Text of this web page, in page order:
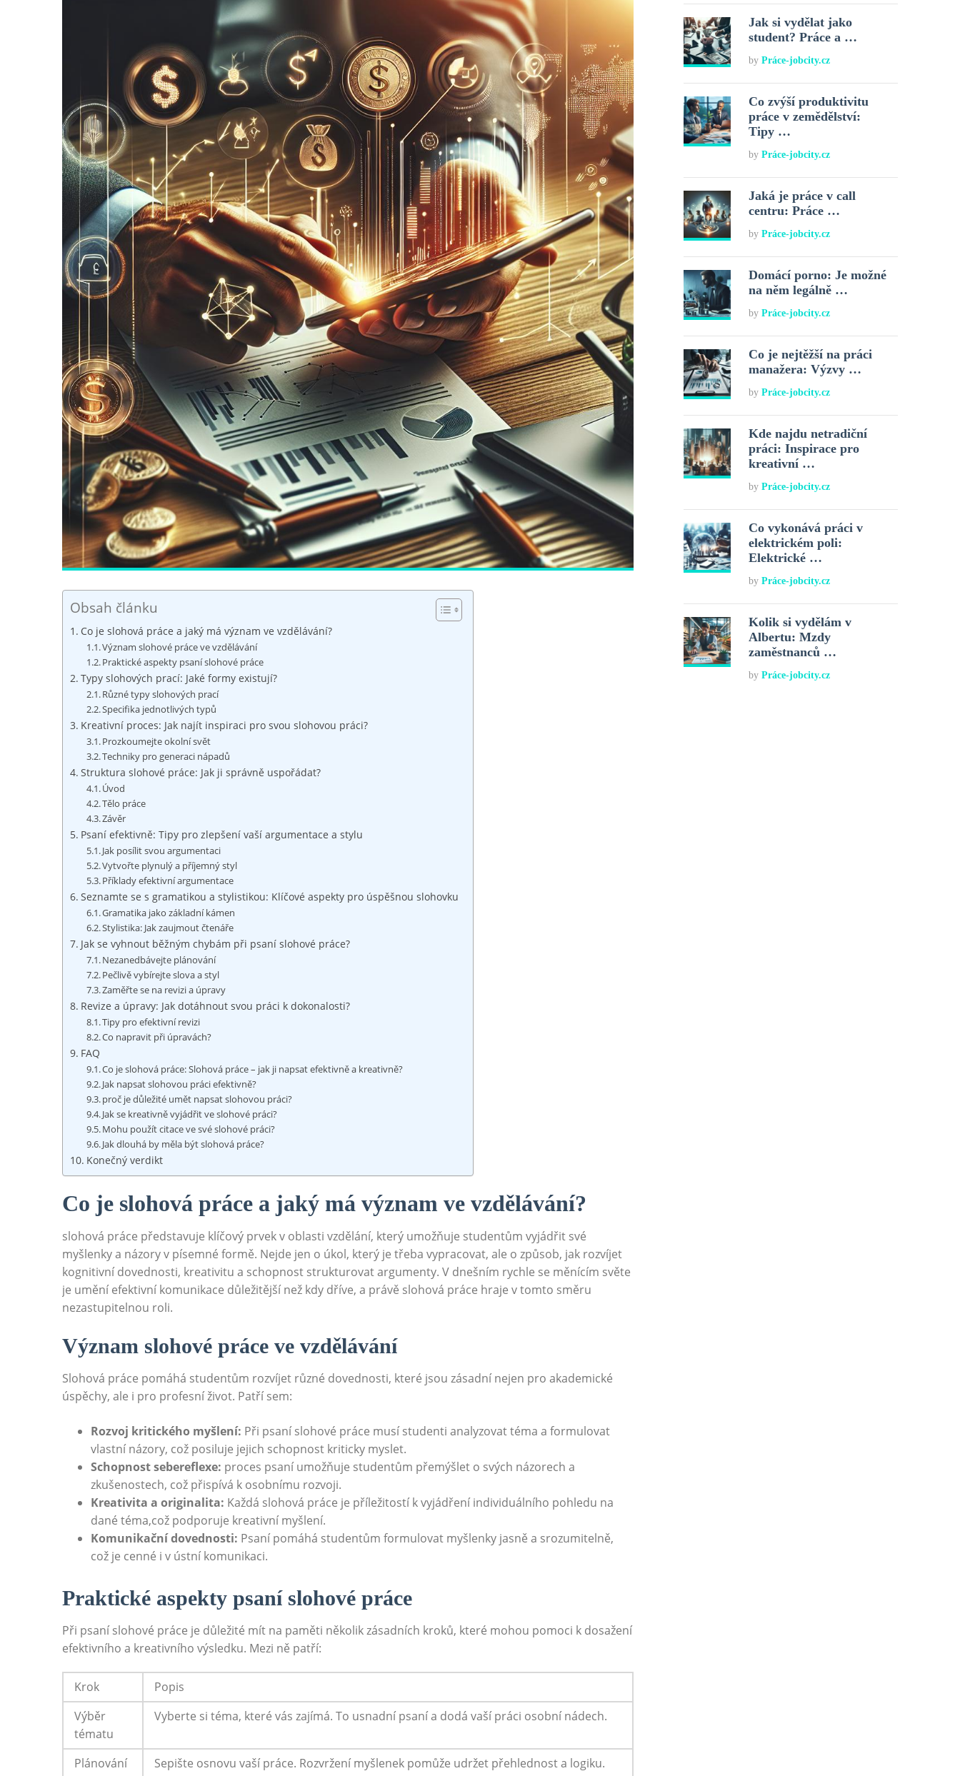
Obsah článku
Co je slohová práce a jaký má význam ve vzdělávání?
Význam ⁢slohové práce ve vzdělávání
Praktické aspekty psaní ‌slohové práce
Typy slohových prací: Jaké formy existují?
Různé typy ‌slohových ⁢prací
Specifika jednotlivých typů
Kreativní proces: ⁢Jak najít inspiraci pro svou⁢ slohovou práci?
Prozkoumejte okolní svět
Techniky pro generaci nápadů
Struktura slohové práce: Jak ji​ správně uspořádat?
Úvod
Tělo práce
Závěr
Psaní‍ efektivně: Tipy pro zlepšení vaší argumentace a stylu
Jak posílit svou argumentaci
Vytvořte plynulý a příjemný styl
Příklady efektivní ​argumentace
Seznamte se s gramatikou a stylistikou: Klíčové aspekty ⁤pro úspěšnou slohovku
Gramatika jako základní kámen
Stylistika: Jak zaujmout čtenáře
Jak ⁣se vyhnout běžným chybám při‌ psaní slohové práce?
Nezanedbávejte plánování
Pečlivě vybírejte slova a styl
Zaměřte ‍se na revizi a úpravy
Revize a úpravy: Jak dotáhnout svou práci k dokonalosti?
Tipy pro efektivní ​revizi
Co napravit při úpravách?
FAQ
Co je slohová​ práce: Slohová práce – jak ji napsat efektivně a kreativně?
Jak napsat slohovou práci efektivně?
proč je důležité umět napsat slohovou práci?
Jak se kreativně vyjádřit ⁣ve slohové práci?
Mohu použít citace ve své slohové práci?
Jak dlouhá by měla být slohová⁤ práce?
Konečný verdikt
Co je slohová práce a jaký má význam ve vzdělávání?
slohová práce představuje klíčový prvek v ⁤oblasti vzdělání, který umožňuje studentům vyjádřit své
myšlenky a názory v ‌písemné‌ formě. Nejde jen o úkol, který je​ třeba vypracovat, ale o způsob,⁤ jak rozvíjet
kognitivní dovednosti, kreativitu a ⁣schopnost strukturovat argumenty. V‍ dnešním rychle se měnícím světe
je umění efektivní komunikace důležitější než kdy dříve, a právě slohová práce‍ hraje v tomto směru
nezastupitelnou ⁤roli.
Význam ⁢slohové práce ve vzdělávání
Slohová práce pomáhá studentům rozvíjet různé dovednosti, které jsou zásadní nejen pro akademické
úspěchy, ale i pro profesní ⁢život. Patří sem:
Rozvoj kritického myšlení: Při psaní slohové práce musí studenti analyzovat téma a formulovat
vlastní názory, což posiluje ⁣jejich‌ schopnost kriticky myslet.
Schopnost sebereflexe: ⁢proces psaní umožňuje studentům přemýšlet o svých názorech a
zkušenostech, což přispívá k osobnímu ‌rozvoji.
Kreativita a originalita: Každá slohová práce je příležitostí k vyjádření individuálního⁢ pohledu na
dané téma,což‍ podporuje kreativní myšlení.
Komunikační dovednosti: Psaní pomáhá ⁢studentům formulovat myšlenky jasně a srozumitelně,
což je cenné i v ústní komunikaci.
Praktické aspekty psaní ‌slohové práce
Při psaní⁤ slohové práce je‍ důležité mít na paměti několik ​zásadních kroků, které mohou pomoci k dosažení
efektivního a kreativního výsledku. ⁢Mezi ně patří:
Krok
Popis
Výběr
tématu
Vyberte si téma, které vás zajímá.​ To usnadní psaní a dodá vaší práci osobní nádech.
Plánování Sepište osnovu vaší práce. Rozvržení myšlenek pomůže udržet přehlednost a logiku.
Jak si vydělat jako
student? Práce a …
byPráce-jobcity.cz
Co zvýší produktivitu
práce v zemědělství:
Tipy …
byPráce-jobcity.cz
Jaká je práce v call
centru: Práce …
byPráce-jobcity.cz
Domácí porno: Je možné
na něm legálně …
byPráce-jobcity.cz
Co je nejtěžší na práci
manažera: Výzvy …
byPráce-jobcity.cz
Kde najdu netradiční
práci: Inspirace pro
kreativní …
byPráce-jobcity.cz
Co vykonává práci v
elektrickém poli:
Elektrické …
byPráce-jobcity.cz
Kolik si vydělám v
Albertu: Mzdy
zaměstnanců …
byPráce-jobcity.cz